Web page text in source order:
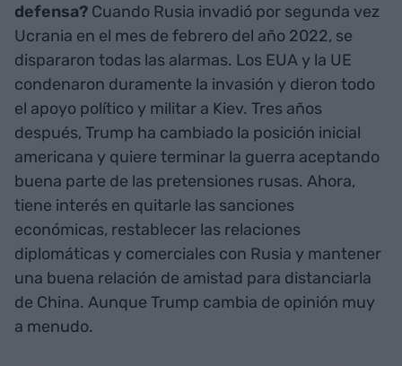
defensa? Cuando Rusia invadió por segunda vez
Ucrania en el mes de febrero del año 2022, se
dispararon todas las alarmas. Los EUA y la UE
condenaron duramente la invasión y dieron todo
el apoyo político y militar a Kiev. Tres años
después, Trump ha cambiado la posición inicial
americana y quiere terminar la guerra aceptando
buena parte de las pretensiones rusas. Ahora,
tiene interés en quitarle las sanciones
económicas, restablecer las relaciones
diplomáticas y comerciales con Rusia y mantener
una buena relación de amistad para distanciarla
de China. Aunque Trump cambia de opinión muy
a menudo.